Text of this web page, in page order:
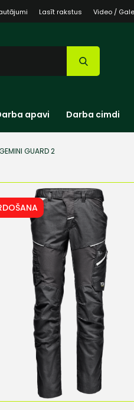
Lasīt rakstus Video /
apavi Darba cimdi
GUARD 2